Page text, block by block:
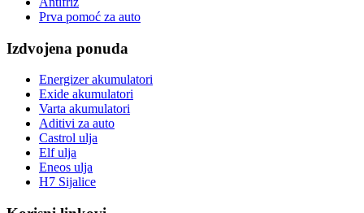
Prva pomoć za auto
Izdvojena ponuda
Energizer akumulatori
Exide akumulatori
Varta akumulatori
Aditivi za auto
Castrol ulja
Elf ulja
Eneos ulja
H7 Sijalice